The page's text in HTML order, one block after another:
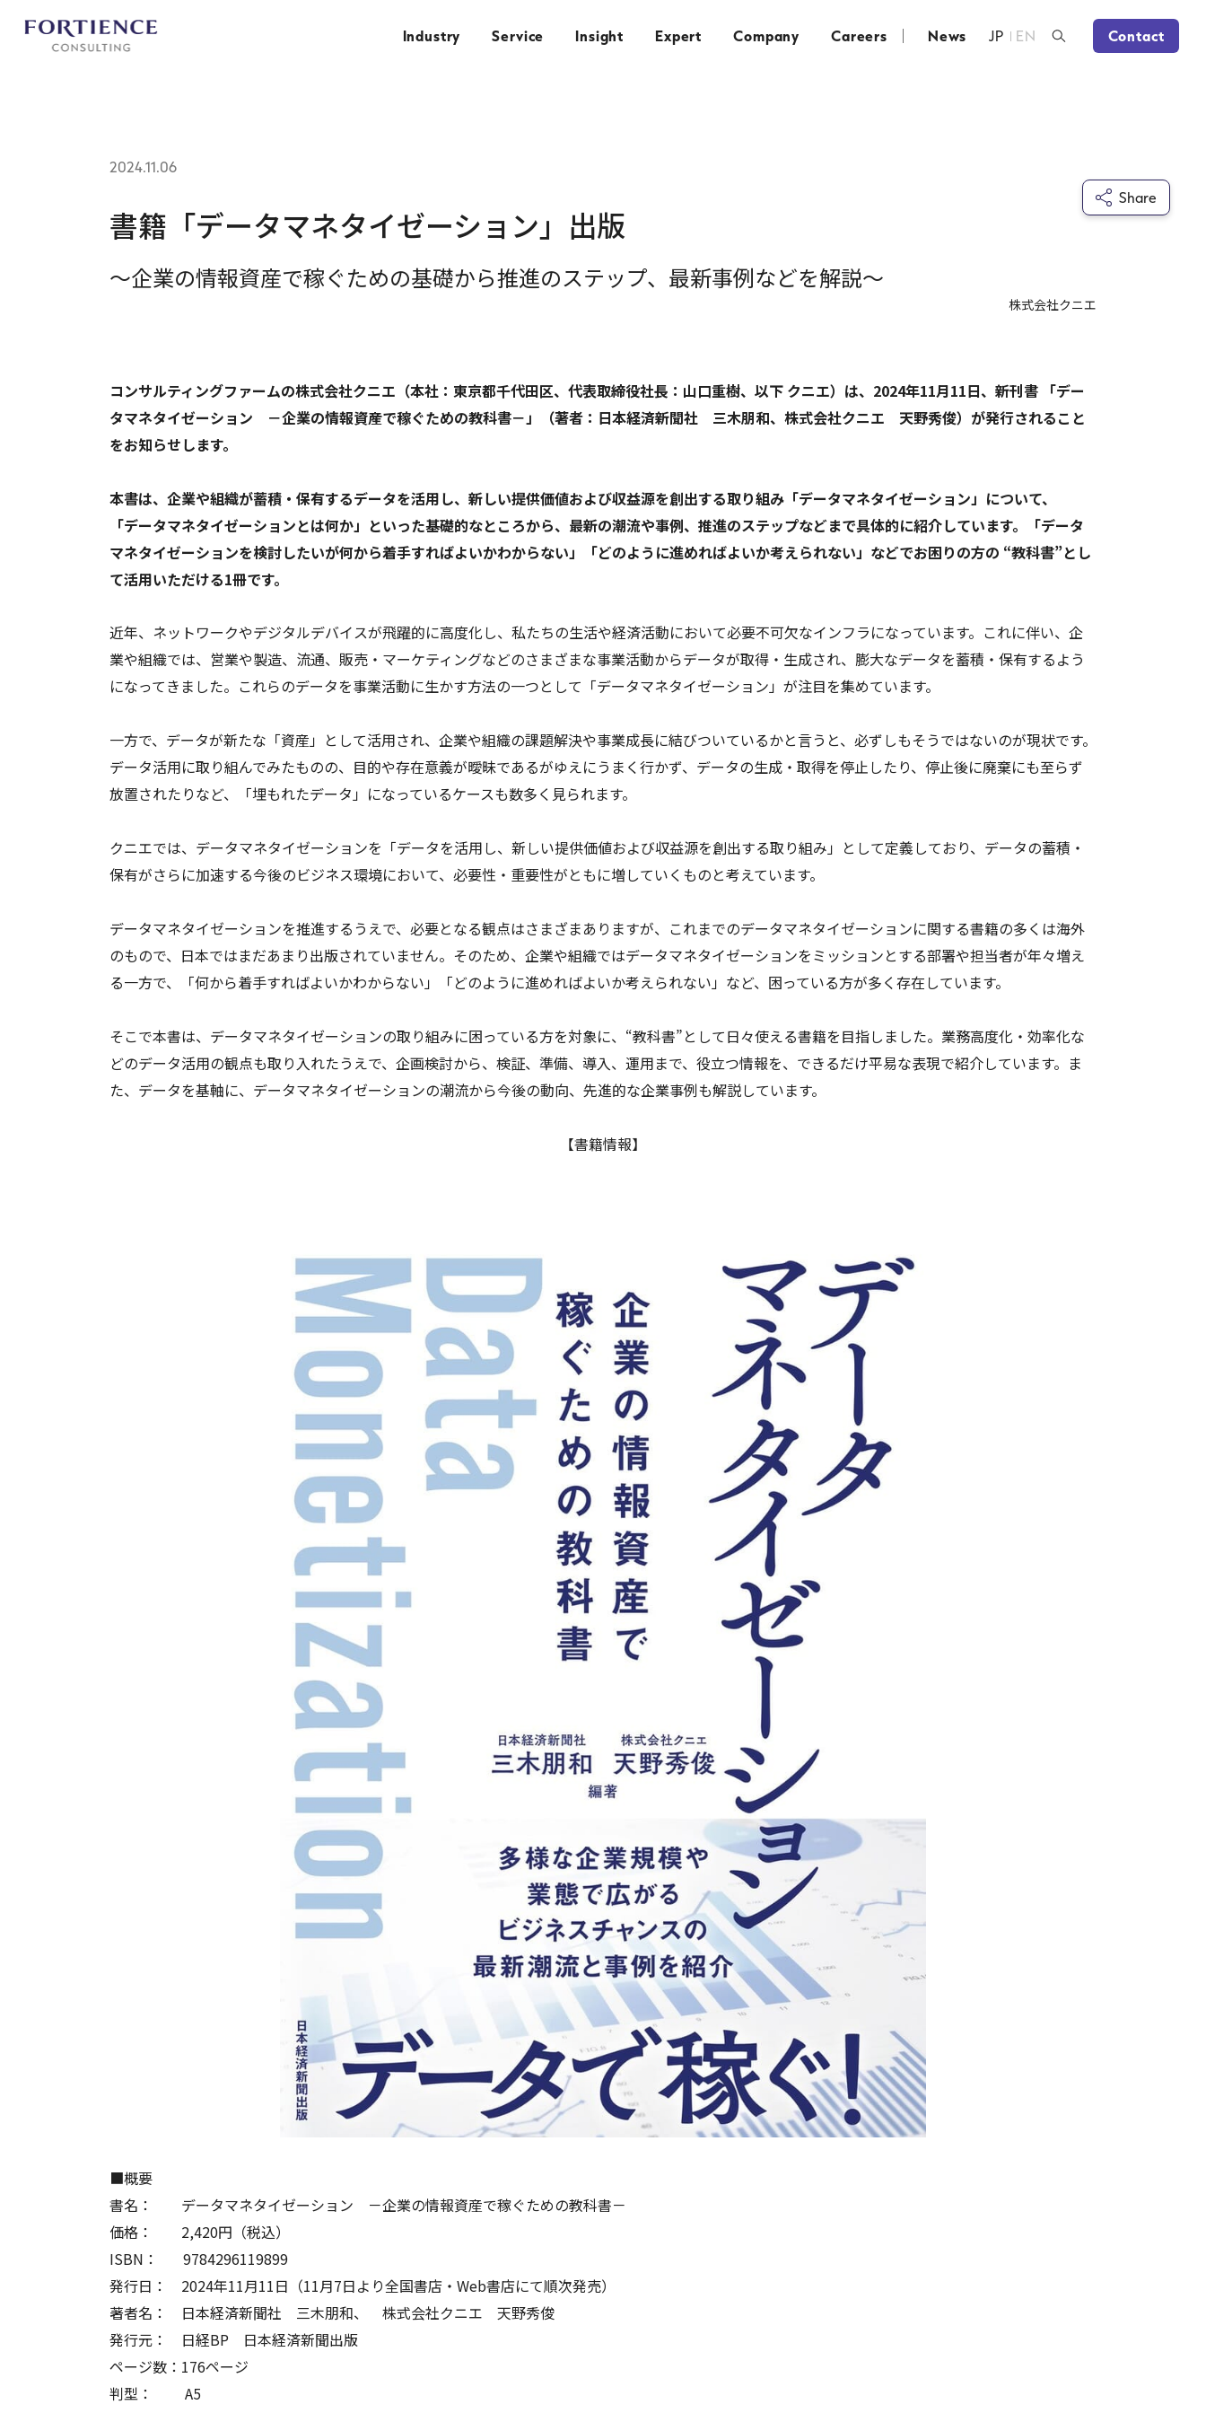
Industry Service Insight Expert Company Careers News EN
JP Contact
書籍「データマネタイゼーション」出版
～企業の情報資産で稼ぐための基礎から推進のステップ、最新事例などを解説～
2024.11.06
株式会社クニエ
Share
コンサルティングファームの株式会社クニエ（本社：東京都千代田区、代表取締役社長：山口重樹、以下 クニエ）は、2024年11月11日、新刊書 「デー
タマネタイゼーション －企業の情報資産で稼ぐための教科書－」（著者：日本経済新聞社 三木朋和、株式会社クニエ 天野秀俊）が発行されること
をお知らせします。
本書は、企業や組織が蓄積・保有するデータを活用し、新しい提供価値および収益源を創出する取り組み「データマネタイゼーション」について、
「データマネタイゼーションとは何か」といった基礎的なところから、最新の潮流や事例、推進のステップなどまで具体的に紹介しています。「データ
マネタイゼーションを検討したいが何から着手すればよいかわからない」「どのように進めればよいか考えられない」などでお困りの方の “教科書”とし
て活用いただける1冊です。
近年、ネットワークやデジタルデバイスが飛躍的に高度化し、私たちの生活や経済活動において必要不可欠なインフラになっています。これに伴い、企
業や組織では、営業や製造、流通、販売・マーケティングなどのさまざまな事業活動からデータが取得・生成され、膨大なデータを蓄積・保有するよう
になってきました。これらのデータを事業活動に生かす方法の一つとして「データマネタイゼーション」が注目を集めています。
一方で、データが新たな「資産」として活用され、企業や組織の課題解決や事業成長に結びついているかと言うと、必ずしもそうではないのが現状です。
データ活用に取り組んでみたものの、目的や存在意義が曖昧であるがゆえにうまく行かず、データの生成・取得を停止したり、停止後に廃棄にも至らず
放置されたりなど、「埋もれたデータ」になっているケースも数多く見られます。
クニエでは、データマネタイゼーションを「データを活用し、新しい提供価値および収益源を創出する取り組み」として定義しており、データの蓄積・
保有がさらに加速する今後のビジネス環境において、必要性・重要性がともに増していくものと考えています。
データマネタイゼーションを推進するうえで、必要となる観点はさまざまありますが、これまでのデータマネタイゼーションに関する書籍の多くは海外
のもので、日本ではまだあまり出版されていません。そのため、企業や組織ではデータマネタイゼーションをミッションとする部署や担当者が年々増え
る一方で、「何から着手すればよいかわからない」「どのように進めればよいか考えられない」など、困っている方が多く存在しています。
そこで本書は、データマネタイゼーションの取り組みに困っている方を対象に、“教科書”として日々使える書籍を目指しました。業務高度化・効率化な
どのデータ活用の観点も取り入れたうえで、企画検討から、検証、準備、導入、運用まで、役立つ情報を、できるだけ平易な表現で紹介しています。ま
た、データを基軸に、データマネタイゼーションの潮流から今後の動向、先進的な企業事例も解説しています。
【書籍情報】
■概要
書名： データマネタイゼーション －企業の情報資産で稼ぐための教科書－
価格： 2,420円（税込）
ISBN： 9784296119899
発行日： 2024年11月11日（11月7日より全国書店・Web書店にて順次発売）
著者名： 日本経済新聞社 三木朋和、 株式会社クニエ 天野秀俊
発行元： 日経BP 日本経済新聞出版
ページ数：176ページ
判型： A5